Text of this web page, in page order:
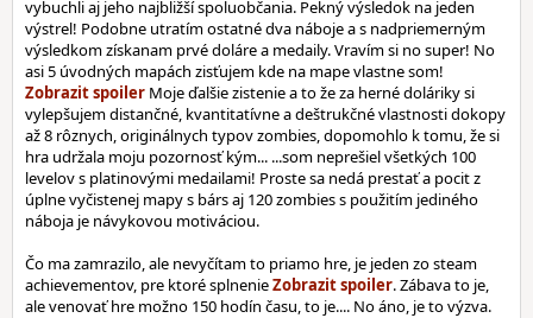
vybuchli aj jeho najbližší spoluobčania. Pekný výsledok na jeden
výstrel! Podobne utratím ostatné dva náboje a s nadpriemerným
výsledkom získanam prvé doláre a medaily. Vravím si no super! No
asi 5 úvodných mapách zisťujem kde na mape vlastne som!
Moje ďalšie zistenie a to že za herné doláriky si
vylepšujem distančné, kvantitatívne a deštrukčné vlastnosti dokopy
až 8 rôznych, originálnych typov zombies, dopomohlo k tomu, že si
hra udržala moju pozornosť kým... ...som neprešiel všetkých 100
levelov s platinovými medailami! Proste sa nedá prestať a pocit z
úplne vyčistenej mapy s bárs aj 120 zombies s použitím jediného
náboja je návykovou motiváciou.
Čo ma zamrazilo, ale nevyčítam to priamo hre, je jeden zo steam
achievementov, pre ktoré splnenie
. Zábava to je,
ale venovať hre možno 150 hodín času, to je.... No áno, je to výzva.